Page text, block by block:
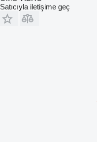
Satıcıyla iletişime geç